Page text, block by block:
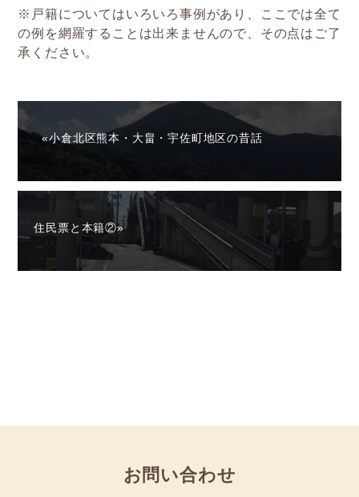
※戸籍についてはいろいろ事例があり、ここでは全て
の例を網羅することは出来ませんので、その点はご了
承ください。
«小倉北区熊本・大畠・宇佐町地区の昔話
住民票と本籍②»
お問い合わせ